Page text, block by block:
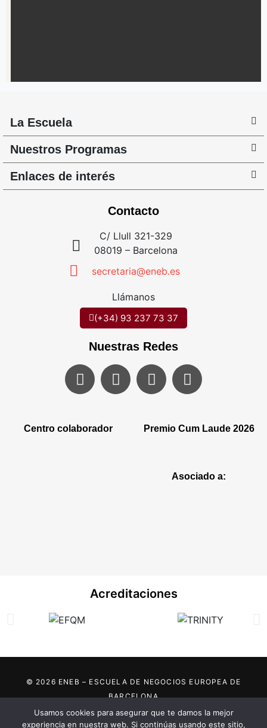
La Escuela
Nuestros Programas
Enlaces de interés
Contacto
C/ Llull 321-329
08019 – Barcelona
secretaria@eneb.es
Llámanos
(+34) 93 237 73 37
Nuestras Redes
Centro colaborador Premio Cum Laude 2026
Asociado a:
Acreditaciones
© 2026 ENEB – ESCUELA DE NEGOCIOS EUROPEA DE
BARCELONA
Marca registrada por:
Usamos cookies para asegurar que te damos la mejor
experiencia en nuestra web. Si continúas usando este sitio,